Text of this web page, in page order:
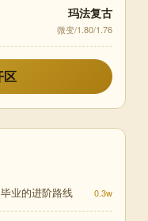
玛法复古
微变/1.80/1.76
区
业的进阶路线 0.3w